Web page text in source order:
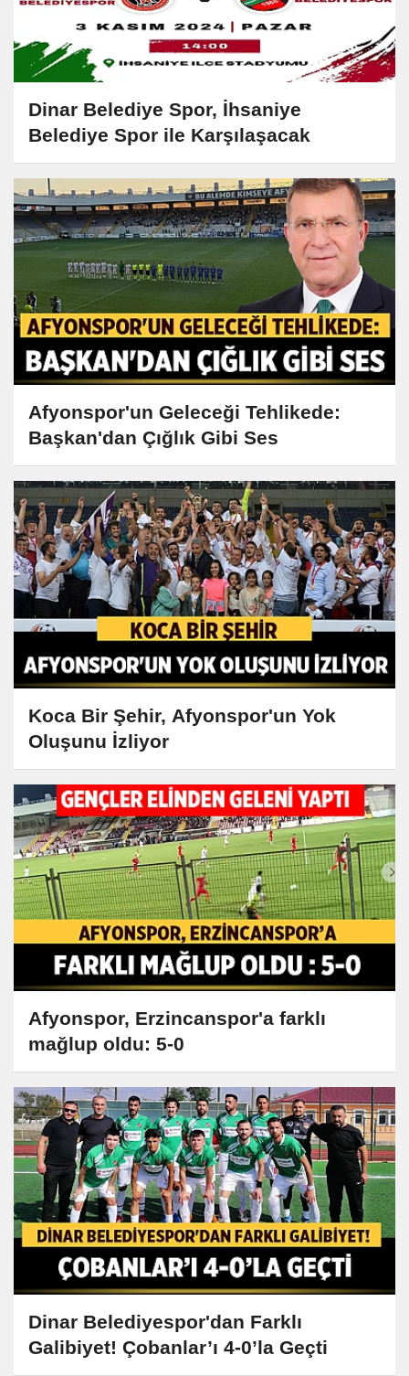
Dinar Belediye Spor, İhsaniye
Belediye Spor ile Karşılaşacak
Afyonspor'un Geleceği Tehlikede:
Başkan'dan Çığlık Gibi Ses
Koca Bir Şehir, Afyonspor'un Yok
Oluşunu İzliyor
Afyonspor, Erzincanspor'a farklı
mağlup oldu: 5-0
Dinar Belediyespor'dan Farklı
Galibiyet! Çobanlar’ı 4-0’la Geçti